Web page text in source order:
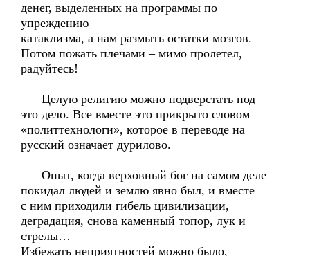
денег, выделенных на программы по
упреждению
катаклизма, а нам размыть остатки мозгов.
Потом пожать плечами – мимо пролетел,
радуйтесь!
Целую религию можно подверстать под
это дело. Все вместе это прикрыто словом
«политтехнологи», которое в переводе на
русский означает дурилово.
Опыт, когда верховный бог на самом деле
покидал людей и землю явно был, и вместе
с ним приходили гибель цивилизации,
деградация, снова каменный топор, лук и
стрелы…
Избежать неприятностей можно было,